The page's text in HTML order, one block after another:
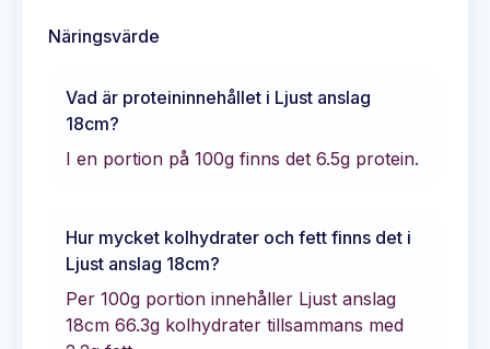
Näringsvärde
Vad är proteininnehållet i Ljust anslag
18cm?
I en portion på 100g finns det 6.5g protein.
Hur mycket kolhydrater och fett finns det i
Ljust anslag 18cm?
Per 100g portion innehåller Ljust anslag
18cm 66.3g kolhydrater tillsammans med